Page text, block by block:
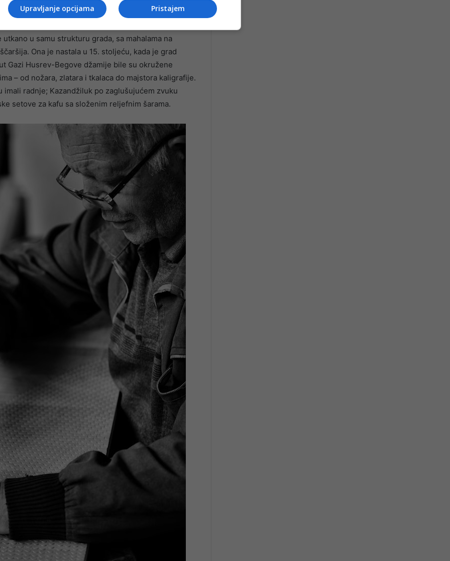
u samu strukturu grada, sa mahalama na
Ona je nastala u 15. stoljeću, kada je grad
Gazi Husrev-Begove džamije bile su okružene
– od nožara, zlatara i tkalaca do majstora kaligrafije.
radnje; Kazandžiluk po zaglušujućem zvuku
setove za kafu sa složenim reljefnim šarama.
Pristajem
Upravljanje opcijama